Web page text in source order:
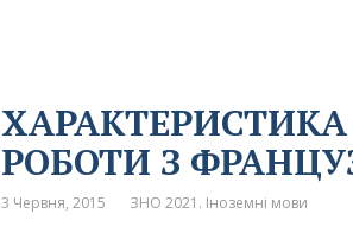
РОБОТИ З
3 Червня, 2015 ЗНО 2021. Іноземні мови